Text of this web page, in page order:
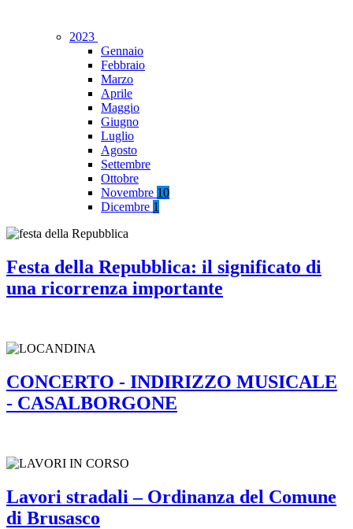
2023
Gennaio
Febbraio
Marzo
Aprile
Maggio
Giugno
Luglio
Agosto
Settembre
Ottobre
Novembre 10
Dicembre 1
Festa della Repubblica: il significato di
una ricorrenza importante
CONCERTO - INDIRIZZO MUSICALE
- CASALBORGONE
Lavori stradali – Ordinanza del Comune
di Brusasco